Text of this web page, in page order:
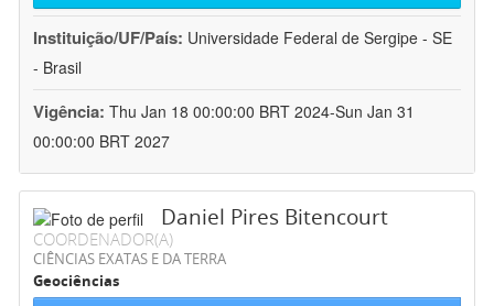
Instituição/UF/País: Universidade Federal de Sergipe - SE
- Brasil
Vigência: Thu Jan 18 00:00:00 BRT 2024-Sun Jan 31
00:00:00 BRT 2027
Daniel Pires Bitencourt
COORDENADOR(A)
CIÊNCIAS EXATAS E DA TERRA
Geociências